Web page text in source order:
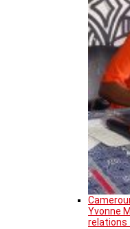
Yvonne
relations